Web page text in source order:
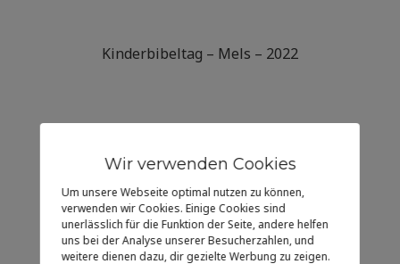
Kinderbibeltag – Mels – 2022
Wir verwenden Cookies
Um unsere Webseite optimal nutzen zu können,
verwenden wir Cookies. Einige Cookies sind
unerlässlich für die Funktion der Seite, andere helfen
uns bei der Analyse unserer Besucherzahlen, und
weitere dienen dazu, dir gezielte Werbung zu zeigen.